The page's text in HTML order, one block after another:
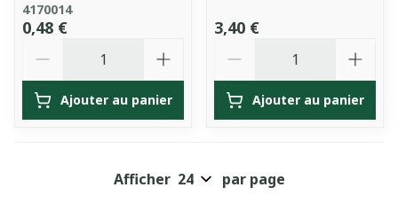
4170014
0,48 €
Ajouter au panier
3,40 €
Ajouter au panier
Afficher par page